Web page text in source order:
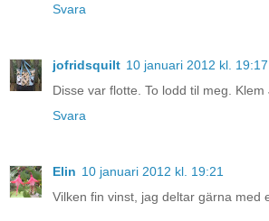
Svara
jofridsquilt 10 januari 2012 kl. 19:17
Disse var flotte. To lodd til meg. Klem
Svara
Elin 10 januari 2012 kl. 19:21
Vilken fin vinst, jag deltar gärna med